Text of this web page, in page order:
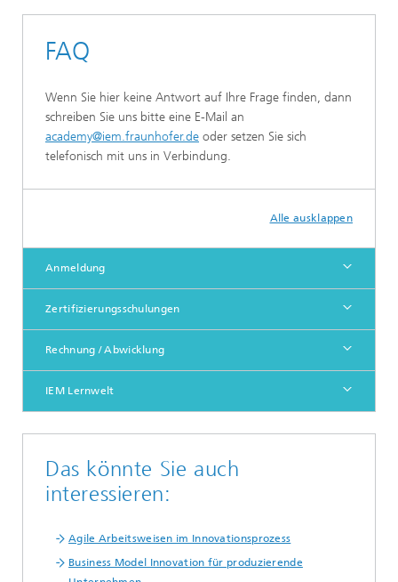
FAQ
Wenn Sie hier keine Antwort auf Ihre Frage finden, dann
schreiben Sie uns bitte eine E-Mail an
academy@iem.fraunhofer.de oder setzen Sie sich
telefonisch mit uns in Verbindung.
Alle ausklappen
Anmeldung
Zertifizierungsschulungen
Rechnung / Abwicklung
IEM Lernwelt
Das könnte Sie auch
interessieren:
Agile Arbeitsweisen im Innovationsprozess
Business Model Innovation für produzierende